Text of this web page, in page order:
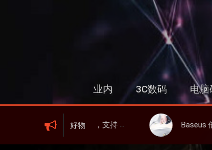
业内 3C数码 电
好物
WIFI 6、屏显、6000mAh 电池、峰值下行2.0Gbps Baseus 倍思灵动充伸缩线充电器 67W 3C，超